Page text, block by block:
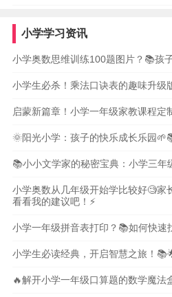
小学学习资讯
小学奥数思维训练100题图片？📚孩
小学生必杀！乘法口诀表的趣味升级
启蒙新篇章！小学一年级家教课程定
🌞阳光小学：孩子的快乐成长乐园
📚小小文学家的秘密宝典：小学三年
小学奥数从几年级开始学比较好🧐家
看看我的建议吧！⚡
小学一年级拼音表打印？📚如何快速
小学生必读经典，开启智慧之旅！
🔥解开小学一年级口算题的数学魔法